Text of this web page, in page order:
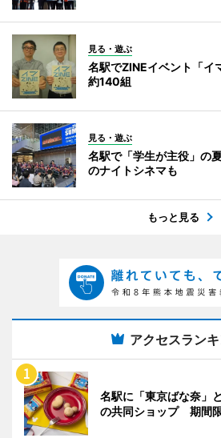
見る・遊ぶ
名駅でZINEイベント「
約140組
見る・遊ぶ
名駅で「学生が主役」
のナイトシネマも
もっと見る
アクセスラン
名駅に「東京ばな奈」
の共同ショップ 期間